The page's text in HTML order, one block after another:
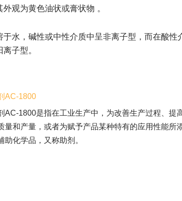
外观为黄色油状或膏状物 。
于水，碱性或中性介质中呈非离子型，而在酸性
子型。
AC-1800
AC-1800是指在工业生产中，为改善生产过程、提
量和产量，或者为赋予产品某种特有的应用性能所
助化学品，又称助剂。